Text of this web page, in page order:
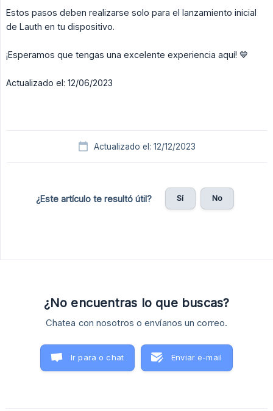
Estos pasos deben realizarse solo para el lanzamiento inicial
de Lauth en tu dispositivo.
¡Esperamos que tengas una excelente experiencia aquí! 💙
Actualizado el: 12/06/2023
Actualizado el: 12/12/2023
¿Este artículo te resultó útil? Sí No
¿No encuentras lo que buscas?
Chatea con nosotros o envíanos un correo.
Ir para o chat Enviar e-mail